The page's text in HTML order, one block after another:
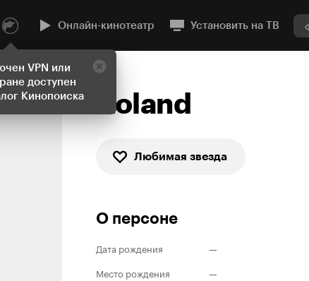
VPN или
доступен
Кинопоиска
Онлайн-кинотеатр Установить на ТВ
Roland
Любимая звезда
О персоне
Дата рождения
—
Место рождения
—